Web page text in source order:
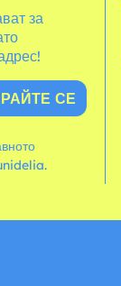
за
СЕ